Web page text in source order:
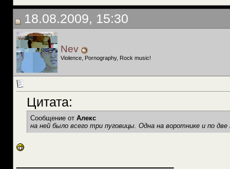
18.08.2009, 15:30
Nev
Violence, Pornography, Rock music!
Цитата:
Сообщение от Алекс
на ней было всего три пуговицы. Одна на воротнике и по две